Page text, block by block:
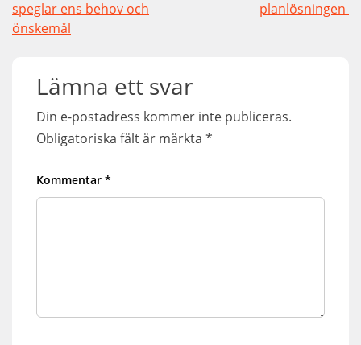
speglar ens behov och
önskemål
planlösningen
Lämna ett svar
Din e-postadress kommer inte publiceras.
Obligatoriska fält är märkta *
Kommentar *